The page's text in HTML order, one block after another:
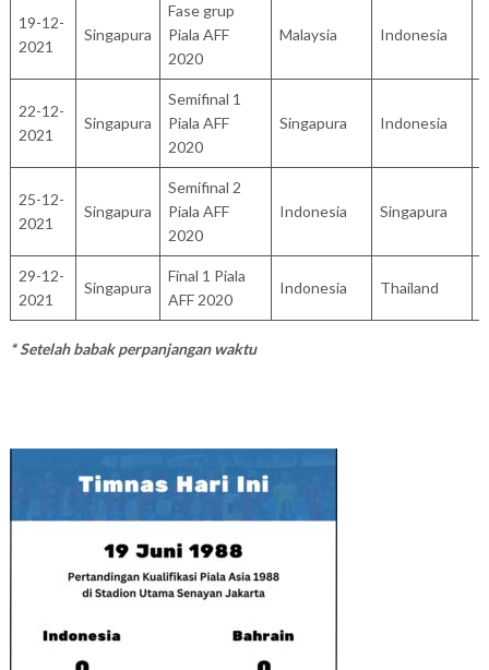
19-12-
2021
Singapura
Fase grup
Piala AFF
2020
Malaysia Indonesia
22-12-
2021
Singapura
Semifinal 1
Piala AFF
2020
Singapura Indonesia
25-12-
2021
Singapura
Semifinal 2
Piala AFF
2020
Indonesia Singapura
29-12-
2021
Singapura
Final 1 Piala
AFF 2020
Indonesia Thailand
* Setelah babak perpanjangan waktu